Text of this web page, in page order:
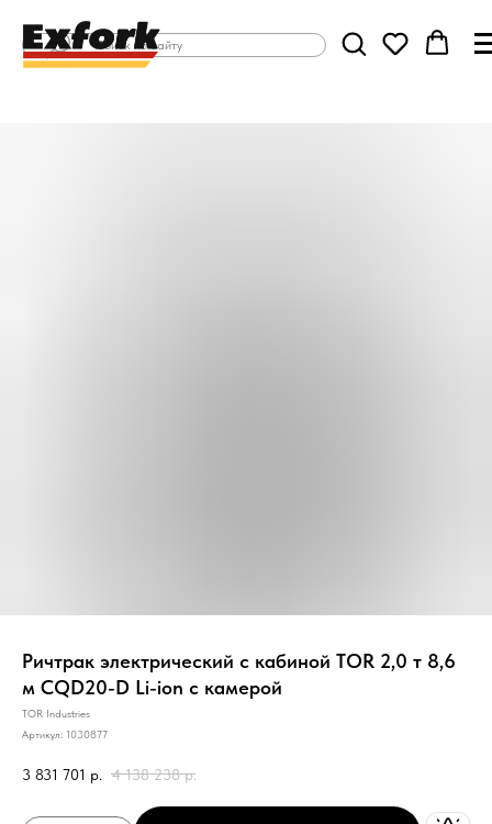
Ричтрак электрический с кабиной TOR 2,0 т 8,6
м CQD20-D Li-ion с камерой
TOR Industries
Артикул: 1030877
3 831 701 р. 4 138 238 р.